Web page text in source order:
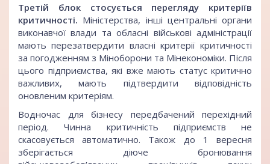
Третій блок стосується перегляду критеріїв
критичності. Міністерства, інші центральні органи
виконавчої влади та обласні військові адміністрації
мають перезатвердити власні критерії критичності
за погодженням з Міноборони та Мінекономіки. Після
цього підприємства, які вже мають статус критично
важливих, мають підтвердити відповідність
оновленим критеріям.
Водночас для бізнесу передбачений перехідний
період. Чинна критичність підприємств не
скасовується автоматично. Також до 1 вересня
зберігається діюче бронювання